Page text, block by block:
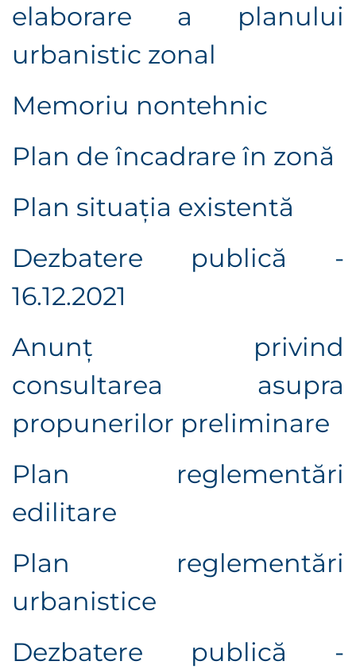
elaborare a planului
urbanistic zonal
Memoriu nontehnic
Plan de încadrare în zonă
Plan situaţia existentă
Dezbatere publică -
16.12.2021
Anunţ privind
consultarea asupra
propunerilor preliminare
Plan reglementări
edilitare
Plan reglementări
urbanistice
Dezbatere publică -